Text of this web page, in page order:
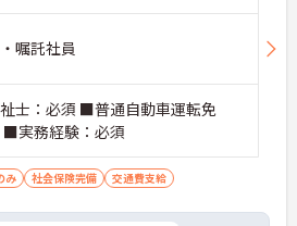
嘱託社員
士：必須 ■普通自動車運転免
■実務経験：必須
み 社会保険完備 交通費支給